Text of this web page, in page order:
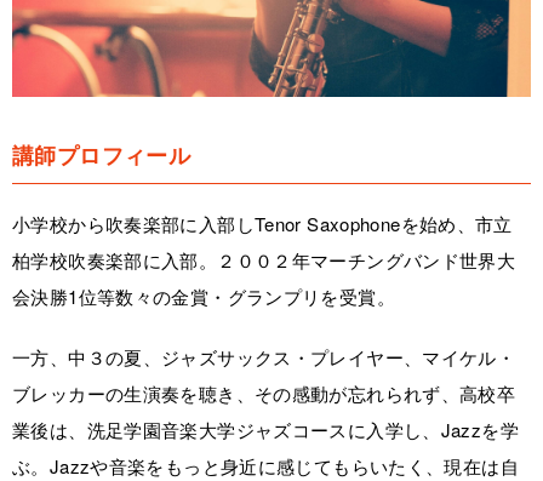
講師プロフィール
小学校から吹奏楽部に入部しTenor Saxophoneを始め、市立
柏学校吹奏楽部に入部。２００２年マーチングバンド世界大
会決勝1位等数々の金賞・グランプリを受賞。
一方、中３の夏、ジャズサックス・プレイヤー、マイケル・
ブレッカーの生演奏を聴き、その感動が忘れられず、高校卒
業後は、洗足学園音楽大学ジャズコースに入学し、Jazzを学
ぶ。Jazzや音楽をもっと身近に感じてもらいたく、現在は自